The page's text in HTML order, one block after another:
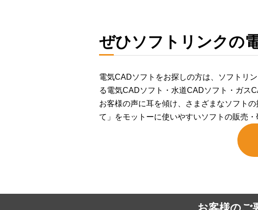
ぜひソフトリンクの
電気CADソフトをお探しの方は、ソフトリ
る電気CADソフト・水道CADソフト・ガス
お客様の声に耳を傾け、さまざまなソフト
て」をモットーに使いやすいソフトの販売